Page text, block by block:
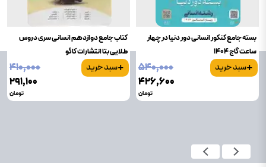
بسته جامع کنکور انسانی دور دنیا در چهار
ساعت گاج 1404
+سبد خرید
۵۴۰٬۰۰۰
۴۲۶٬۶۰۰
تومان
کتاب جامع دوازدهم انسانی سری دروس
طلایی بتا انتشارات کاگو
+سبد خرید
۴۱۰٬۰۰۰
۲۹۱٬۱۰۰
تومان